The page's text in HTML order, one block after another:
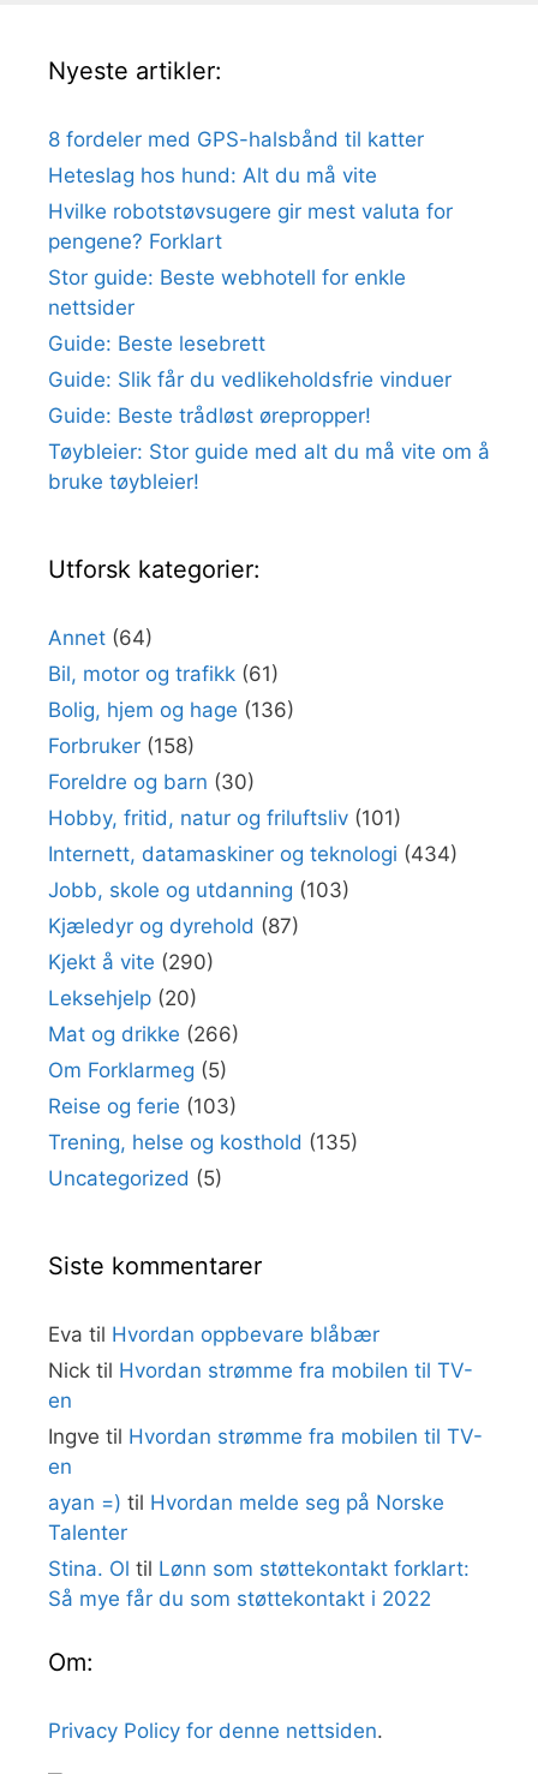
Nyeste artikler:
8 fordeler med GPS-halsbånd til katter
Heteslag hos hund: Alt du må vite
Hvilke robotstøvsugere gir mest valuta for
pengene? Forklart
Stor guide: Beste webhotell for enkle
nettsider
Guide: Beste lesebrett
Guide: Slik får du vedlikeholdsfrie vinduer
Guide: Beste trådløst ørepropper!
Tøybleier: Stor guide med alt du må vite om å
bruke tøybleier!
Utforsk kategorier:
Annet (64)
Bil, motor og trafikk (61)
Bolig, hjem og hage (136)
Forbruker (158)
Foreldre og barn (30)
Hobby, fritid, natur og friluftsliv (101)
Internett, datamaskiner og teknologi (434)
Jobb, skole og utdanning (103)
Kjæledyr og dyrehold (87)
Kjekt å vite (290)
Leksehjelp (20)
Mat og drikke (266)
Om Forklarmeg (5)
Reise og ferie (103)
Trening, helse og kosthold (135)
Uncategorized (5)
Siste kommentarer
Eva til Hvordan oppbevare blåbær
Nick til Hvordan strømme fra mobilen til TV-
en
Ingve til Hvordan strømme fra mobilen til TV-
en
ayan =) til Hvordan melde seg på Norske
Talenter
Stina. Ol til Lønn som støttekontakt forklart:
Så mye får du som støttekontakt i 2022
Om:
Privacy Policy for denne nettsiden.